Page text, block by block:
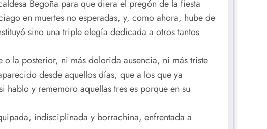
Begoña para que diera el pregón de la fiesta
en muertes no esperadas, y, como ahora, hube de
sino una triple elegía dedicada a otros tantos
la posterior, ni más dolorida ausencia, ni más triste
desde aquellos días, que a los que ya
y rememoro aquellas tres es porque en su
indisciplinada y borrachina, enfrentada a